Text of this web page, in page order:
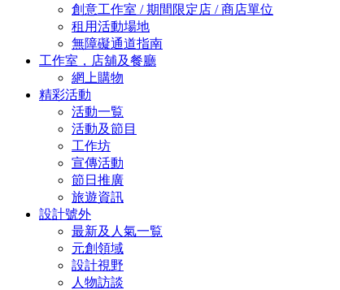
創意工作室 / 期間限定店 / 商店單位
租用活動場地
無障礙通道指南
工作室，店舖及餐廳
網上購物
精彩活動
活動一覧
活動及節目
工作坊
宣傳活動
節日推廣
旅遊資訊
設計號外
最新及人氣一覧
元創領域
設計視野
人物訪談